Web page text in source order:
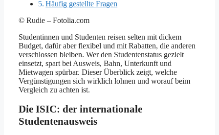
Häufig gestellte Fragen
© Rudie – Fotolia.com
Studentinnen und Studenten reisen selten mit dickem
Budget, dafür aber flexibel und mit Rabatten, die anderen
verschlossen bleiben. Wer den Studentenstatus gezielt
einsetzt, spart bei Ausweis, Bahn, Unterkunft und
Mietwagen spürbar. Dieser Überblick zeigt, welche
Vergünstigungen sich wirklich lohnen und worauf beim
Vergleich zu achten ist.
Die ISIC: der internationale
Studentenausweis